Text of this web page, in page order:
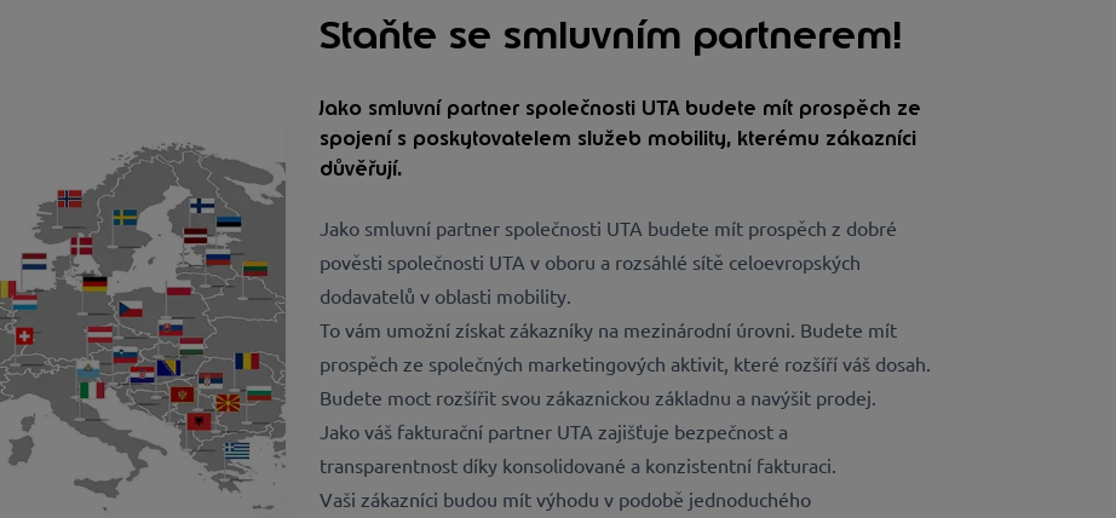
Staňte se smluvním partnerem!
Jako smluvní partner společnosti UTA budete mít prospěch ze
spojení s poskytovatelem služeb mobility, kterému zákazníci
důvěřují.
Jako smluvní partner společnosti UTA budete mít prospěch z dobré
pověsti společnosti UTA v oboru a rozsáhlé sítě celoevropských
dodavatelů v oblasti mobility.
To vám umožní získat zákazníky na mezinárodní úrovni. Budete mít
prospěch ze společných marketingových aktivit, které rozšíří váš dosah.
Budete moct rozšířit svou zákaznickou základnu a navýšit prodej.
Jako váš fakturační partner UTA zajišťuje bezpečnost a
transparentnost díky konsolidované a konzistentní fakturaci.
Vaši zákazníci budou mít výhodu v podobě jednoduchého